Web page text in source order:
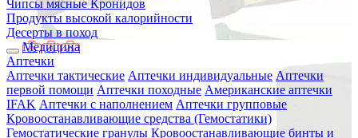
Чипсы мясные Кронидов
Продукты высокой калорийности
Десерты в поход
Медицина
Аптечки
Аптечки тактические Аптечки индивидуальные Аптечки
первой помощи Аптечки походные Американские аптечки
IFAK Аптечки с наполнением Аптечки групповые
Кровоостанавливающие средства (Гемостатики)
Гемостатические гранулы Кровоостанавливающие бинты и